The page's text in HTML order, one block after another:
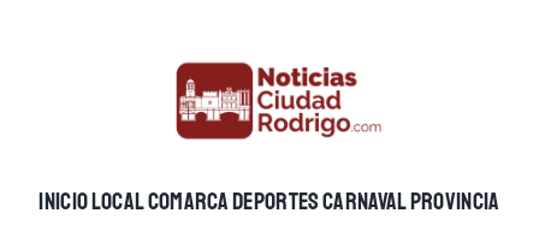
INICIOLOCALCOMARCADEPORTESCARNAVALPROVINCIA